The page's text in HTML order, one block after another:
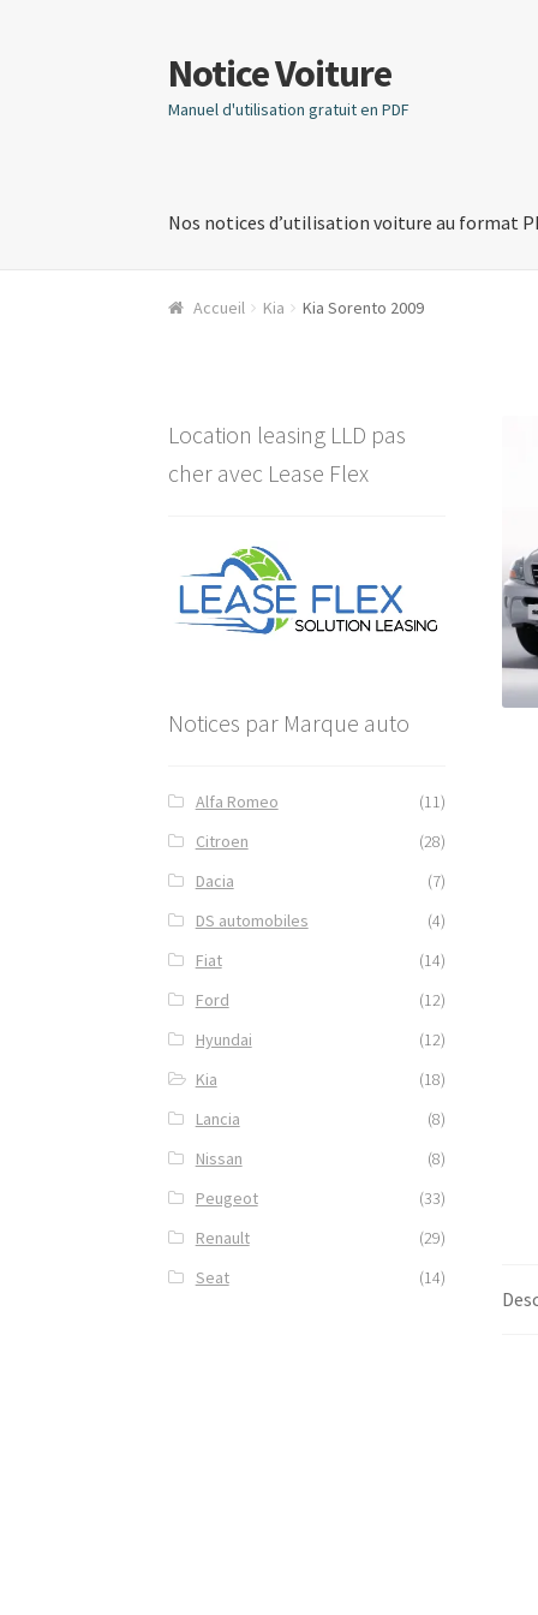
Aller
à
la
Aller
au
contenu
Notice Voiture
Manuel d'utilisation gratuit en PDF
Nos notices d’utilisation voiture au format
Accueil Kia Kia Sorento 2009
Location leasing LLD pas
cher avec Lease Flex
Notices par Marque auto
Alfa Romeo
(11)
Citroen
(28)
Dacia
(7)
DS automobiles
(4)
Fiat
(14)
Ford
(12)
Hyundai
(12)
Kia
(18)
Lancia
(8)
Nissan
(8)
Peugeot
(33)
Renault
(29)
Seat
(14)